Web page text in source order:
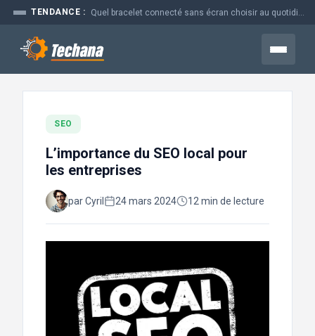
Aller
contenu
TENDANCE :
Menu
SEO
L’importance du SEO local pour
les entreprises
par Cyril 24 mars 2024 12 min de lecture